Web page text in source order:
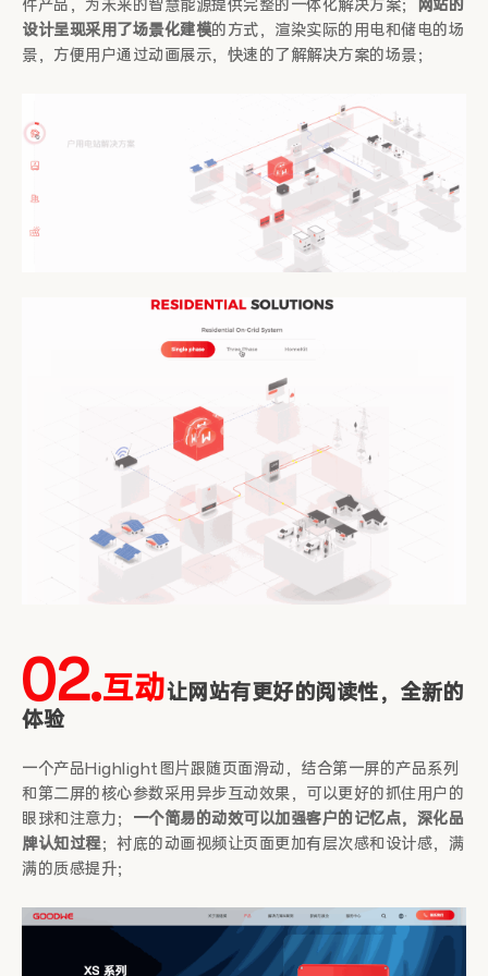
件产品，为未来的智慧能源提供完整的一体化解决方案；
网站的
设计呈现采用了场景化建模的方式，渲染实际的用电和储电的场
景，方便用户通过动画展示，快速的了解解决方案的场景；
02.互动让网站有更好的阅读性，全新的
体验
一个产品Highlight图片跟随页面滑动，结合第一屏的产品系列
和第二屏的核心参数采用异步互动效果，可以更好的抓住用户的
眼球和注意力； 一个简易的动效可以加强客户的记忆点，深化品
牌认知过程；衬底的动画视频让页面更加有层次感和设计感，满
满的质感提升；